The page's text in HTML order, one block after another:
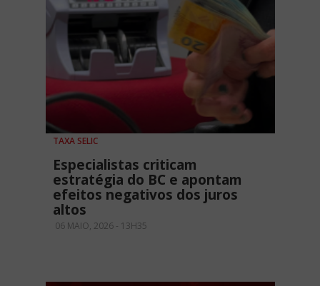
TAXA SELIC
Especialistas criticam
estratégia do BC e apontam
efeitos negativos dos juros
altos
06 MAIO, 2026 - 13H35